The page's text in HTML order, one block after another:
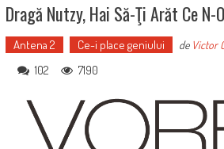
Dragă Nutzy, Hai Să-Ţi Arăt Ce N-
Antena 2 Ce-i place geniului de Victor
102 7190